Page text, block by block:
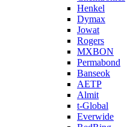
Henkel
Dymax
Jowat
Rogers
MXBON
Permabond
Banseok
AETP
Almit
t-Global
Everwide